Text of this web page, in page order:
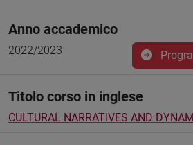
Anno accademico
2022/2023
Titolo corso in inglese
CULTURAL NARRATIVES AND